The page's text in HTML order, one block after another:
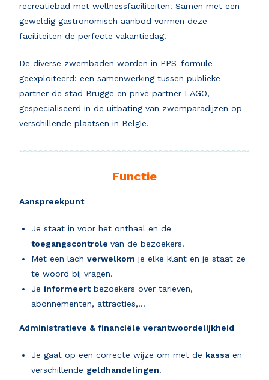
recreatiebad met wellnessfaciliteiten. Samen met een
geweldig gastronomisch aanbod vormen deze
faciliteiten de perfecte vakantiedag.
De diverse zwembaden worden in PPS-formule
geëxploiteerd: een samenwerking tussen publieke
partner de stad Brugge en privé partner LAGO,
gespecialiseerd in de uitbating van zwemparadijzen op
verschillende plaatsen in België.
Functie
Aanspreekpunt
Je staat in voor het onthaal en de
toegangscontrolevan de bezoekers.
Met een lachverwelkom je elke klant en je staat ze
te woord bij vragen.
Je informeertbezoekers over tarieven,
abonnementen, attracties,…
Administratieve & financiële verantwoordelijkheid
Je gaat op een correcte wijze om met de kassa en
verschillende geldhandelingen.